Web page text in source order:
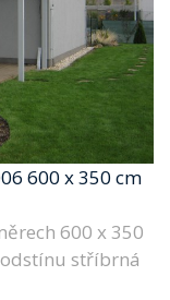
600 x 350 cm
600 x 350
odstínu stříbrná